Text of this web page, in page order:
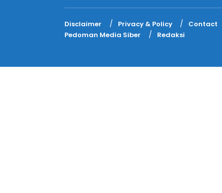
Disclaimer Privacy & Policy
Contact
Pedoman Media Siber
Redaksi